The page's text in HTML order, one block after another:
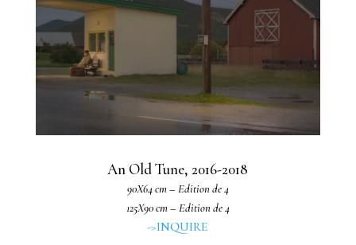
An Old Tune, 2016-2018
90X64 cm – Edition de 4
125X90 cm – Edition de 4
->INQUIRE